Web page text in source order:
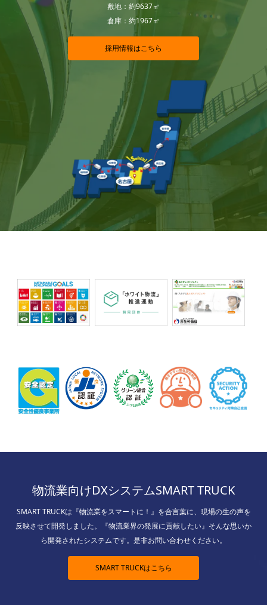
敷地：約9637㎡
倉庫：約1967㎡
採用情報はこちら
物流業向けDXシステムSMART TRUCK
SMART TRUCKは『物流業をスマートに！』を合言葉に、現場の生の声を
反映させて開発しました。『物流業界の発展に貢献したい』そんな思いか
ら開発されたシステムです。是非お問い合わせください。
SMART TRUCKはこちら